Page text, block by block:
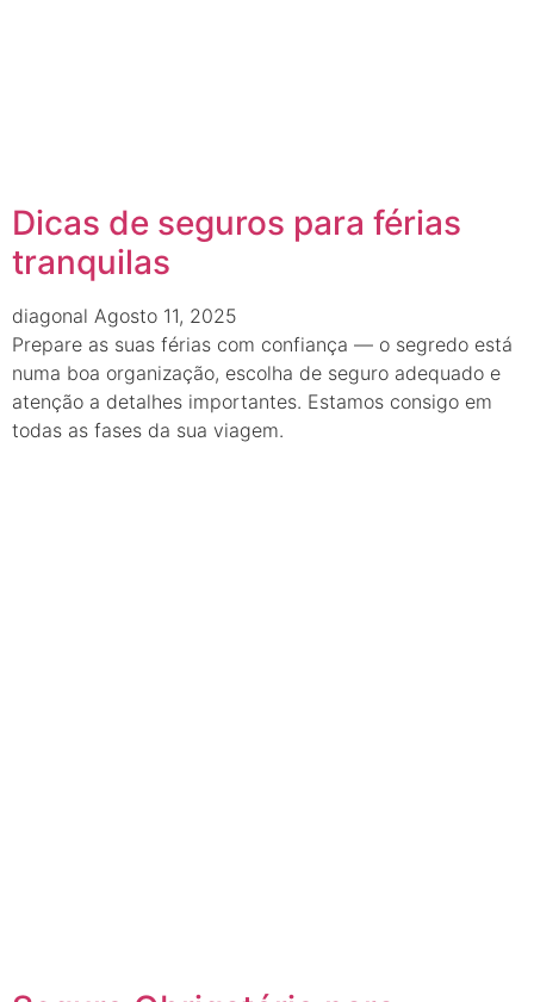
Dicas de seguros para férias
tranquilas
diagonal Agosto 11, 2025
Prepare as suas férias com confiança — o segredo está
numa boa organização, escolha de seguro adequado e
atenção a detalhes importantes. Estamos consigo em
todas as fases da sua viagem.